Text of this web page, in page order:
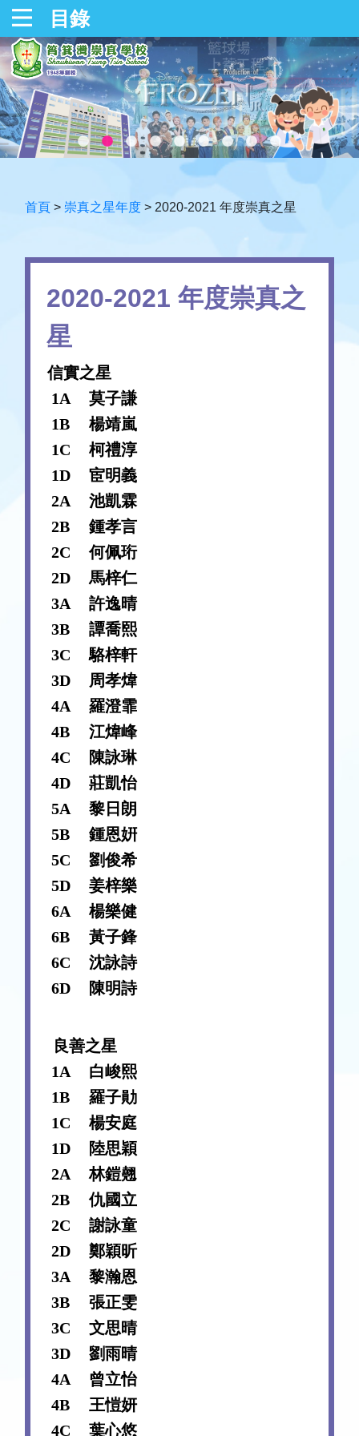
目錄
首頁 > 崇真之星年度 > 2020-2021 年度崇真之星
2020-2021 年度崇真之
星
信實之星
1A
莫子謙
1B
楊靖嵐
1C
柯禮淳
1D
宦明義
2A
池凱霖
2B
鍾孝言
2C
何佩珩
2D
馬梓仁
3A
許逸晴
3B
譚喬熙
3C
駱梓軒
3D
周孝煒
4A
羅澄霏
4B
江煒峰
4C
陳詠琳
4D
莊凱怡
5A
黎日朗
5B
鍾恩姸
5C
劉俊希
5D
姜梓樂
6A
楊樂健
6B
黃子鋒
6C
沈詠詩
6D
陳明詩
良善之星
1A
白峻熙
1B
羅子勛
1C
楊安庭
1D
陸思穎
2A
林鎧翹
2B
仇國立
2C
謝詠童
2D
鄭穎昕
3A
黎瀚恩
3B
張正雯
3C
文思晴
3D
劉雨晴
4A
曾立怡
4B
王愷妍
4C
葉心悠